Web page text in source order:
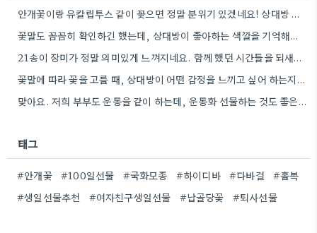
안개꽃이랑 유칼립투스 같이 꽂으면 정말 분위기 있겠네요! 상대방 취향 생각하는 것도 좋지만, 꽃말도 고려하면 센스+
꽃말도 꼼꼼히 확인하긴 했는데, 상대방이 좋아하는 색깔을 기억해두는 게 더 센스 있을 것 같아요.
21송이 장미가 정말 의미있게 느껴지네요. 함께 했던 시간들을 되새기며 선물을 고른다는 마음이 잘 전달될 것…
꽃말에 따라 꽃을 고를 때, 상대방이 어떤 감정을 느끼고 싶어 하는지 생각하는 게 정말 좋은…
맞아요. 저희 부부도 운동을 같이 하는데, 운동화 선물하는 것도 좋은 생각이었네요. 꽃과 함께라면 더 센스…
태그
#안개꽃 #100일선물 #국화모종 #하이디바 #다바걸
#홀복
#생일선물추천
#여자친구생일선물 #납골당꽃 #퇴사선물